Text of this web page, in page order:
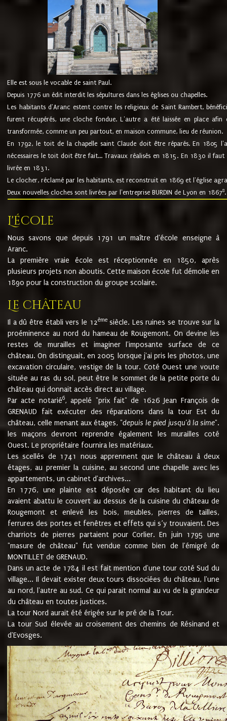
Elle est sous le vocable de saint Paul.
Depuis 1776 un édit interdit les sépultures dans les églises ou chapelles.
Les habitants d'Aranc estent contre les religieux de Saint Rambert,
furent récupérés, une cloche fondue. L'autre a été laissée en place
transformée, comme un peu partout, en maison commune, lieu de réunion.
En 1792, le toit de la chapelle saint Claude doit être réparés. En 1805
nécessaires le toit doit être fait... Travaux réalisés en 1815. En 1830 il
livrée en 1831.
Le clocher, réclamé par les habitants, est reconstruit en 1869 et l'église
Deux nouvelles cloches sont livrées par l'entreprise BURDIN de Lyon en 18678.
L'école
Nous savons que depuis 1791 un maître d'école enseigne à
Aranc.
La première vraie école est réceptionnée en 1850, après
plusieurs projets non aboutis. Cette maison école fut démolie en
1890 pour la construction du groupe scolaire.
Le château
Il a dû être établi vers le 12èmesiècle. Les ruines se trouve sur la
proéminence au nord du hameau de Rougemont. On devine les
restes de murailles et imaginer l'imposante surface de ce
château. On distinguait, en 2005 lorsque j'ai pris les photos, une
excavation circulaire, vestige de la tour. Coté Ouest une voute
située au ras du sol, peut être le sommet de la petite porte du
château qui donnait accès direct au village.
Par acte notarié6, appelé "prix fait" de 1626 Jean François de
GRENAUD fait exécuter des réparations dans la tour Est du
château, celle menant aux étages, "depuis le pied jusqu'à la sime".
les maçons devront reprendre également les murailles coté
Ouest. Le propriétaire fournira les matériaux.
Les scellés de 1741 nous apprennent que le château à deux
étages, au premier la cuisine, au second une chapelle avec les
appartements, un cabinet d'archives...
En 1776, une plainte est déposée car des habitant du lieu
avaient abattu le couvert au dessus de la cuisine du château de
Rougemont et enlevé les bois, meubles, pierres de tailles,
ferrures des portes et fenêtres et effets qui s’y trouvaient. Des
charriots de pierres partaient pour Corlier. En juin 1795 une
"masure de château" fut vendue comme bien de l'émigré de
MONTILLET de GRENAUD.
Dans un acte de 1784 il est fait mention d'une tour coté Sud du
village... Il devait exister deux tours dissociées du château, l'une
au nord, l'autre au sud. Ce qui parait normal au vu de la grandeur
du château en toutes justices.
La tour Nord aurait été érigée sur le pré de la Tour.
La tour Sud élevée au croisement des chemins de Résinand et
d'Evosges.